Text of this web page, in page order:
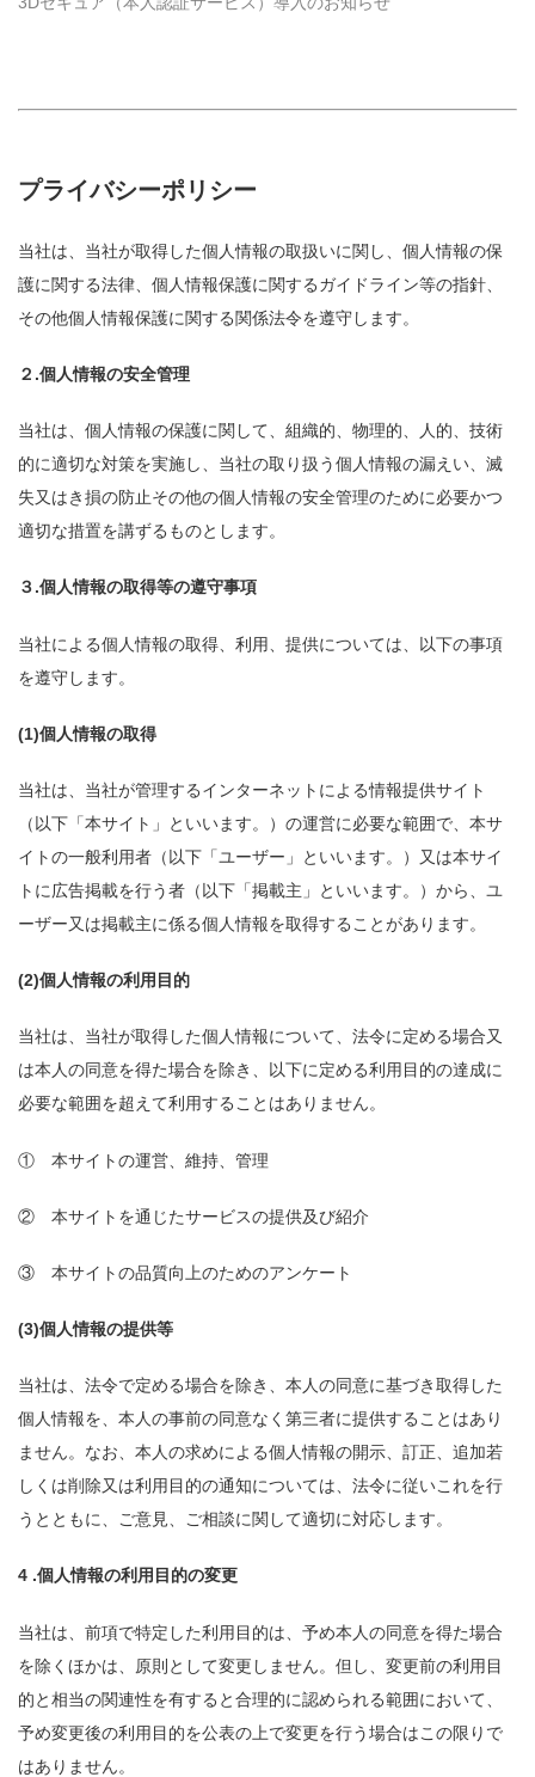
プライバシーポリシー
当社は、当社が取得した個人情報の取扱いに関し、個人情報の保
護に関する法律、個人情報保護に関するガイドライン等の指針、
その他個人情報保護に関する関係法令を遵守します。
２.個人情報の安全管理
当社は、個人情報の保護に関して、組織的、物理的、人的、技術
的に適切な対策を実施し、当社の取り扱う個人情報の漏えい、滅
失又はき損の防止その他の個人情報の安全管理のために必要かつ
適切な措置を講ずるものとします。
３.個人情報の取得等の遵守事項
当社による個人情報の取得、利用、提供については、以下の事項
を遵守します。
(1)個人情報の取得
当社は、当社が管理するインターネットによる情報提供サイト
（以下「本サイト」といいます。）の運営に必要な範囲で、本サ
イトの一般利用者（以下「ユーザー」といいます。）又は本サイ
トに広告掲載を行う者（以下「掲載主」といいます。）から、ユ
ーザー又は掲載主に係る個人情報を取得することがあります。
(2)個人情報の利用目的
当社は、当社が取得した個人情報について、法令に定める場合又
は本人の同意を得た場合を除き、以下に定める利用目的の達成に
必要な範囲を超えて利用することはありません。
① 本サイトの運営、維持、管理
② 本サイトを通じたサービスの提供及び紹介
③ 本サイトの品質向上のためのアンケート
(3)個人情報の提供等
当社は、法令で定める場合を除き、本人の同意に基づき取得した
個人情報を、本人の事前の同意なく第三者に提供することはあり
ません。なお、本人の求めによる個人情報の開示、訂正、追加若
しくは削除又は利用目的の通知については、法令に従いこれを行
うとともに、ご意見、ご相談に関して適切に対応します。
4 .個人情報の利用目的の変更
当社は、前項で特定した利用目的は、予め本人の同意を得た場合
を除くほかは、原則として変更しません。但し、変更前の利用目
的と相当の関連性を有すると合理的に認められる範囲において、
予め変更後の利用目的を公表の上で変更を行う場合はこの限りで
はありません。